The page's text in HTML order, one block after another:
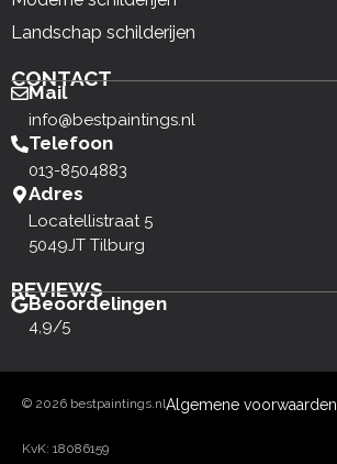
Landschap schilderijen
CONTACT
Mail
info@bestpaintings.nl
Telefoon
013-8504883
Adres
Locatellistraat 5
5049JT Tilburg
REVIEWS
Beoordelingen
4,9/5
© 2026 bestpaintings.nlAlgemene voorwaarden
KvK: 18086159